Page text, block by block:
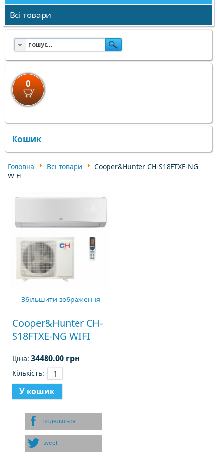
Всі товари
0
×
×
Кошик
Головна Всі товари
Cooper&Hunter CH-S18FTXE-NG
WIFI
Збільшити зображення
Cooper&Hunter CH-
S18FTXE-NG WIFI
Ціна:34480.00 грн
Кількість:
поделиться
tweet